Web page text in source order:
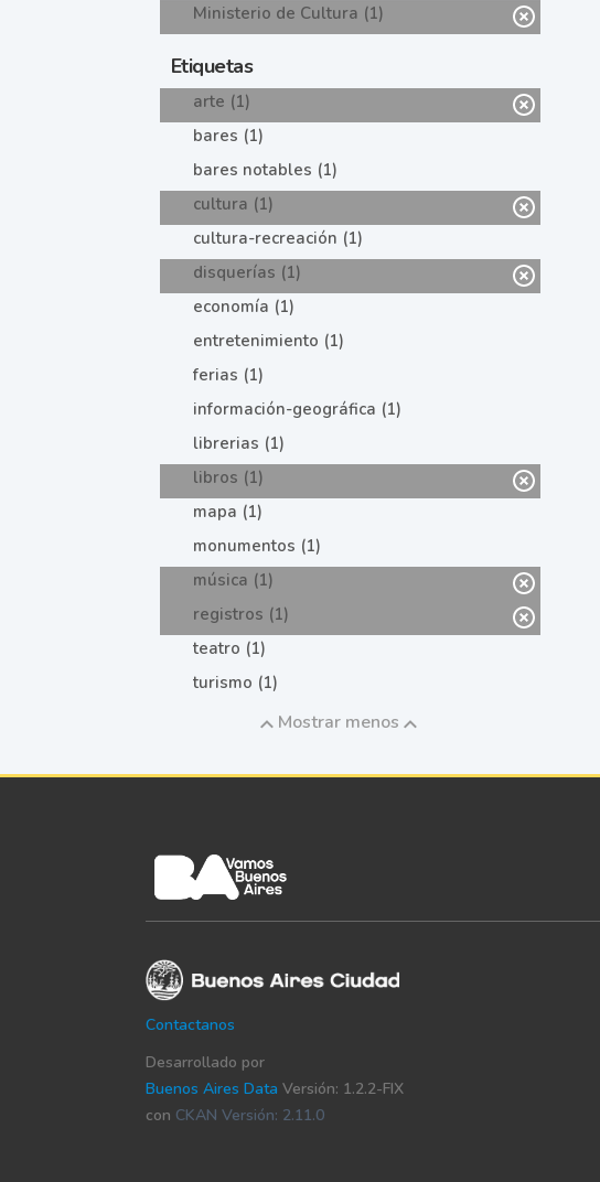
Ministerio de Cultura (1)
Etiquetas
arte (1)
bares (1)
bares notables (1)
cultura (1)
cultura-recreación (1)
disquerías (1)
economía (1)
entretenimiento (1)
ferias (1)
información-geográfica (1)
librerias (1)
libros (1)
mapa (1)
monumentos (1)
música (1)
registros (1)
teatro (1)
turismo (1)
Mostrar menos
Contactanos
Desarrollado por
Buenos Aires Data Versión: 1.2.2-FIX
con CKAN Versión: 2.11.0